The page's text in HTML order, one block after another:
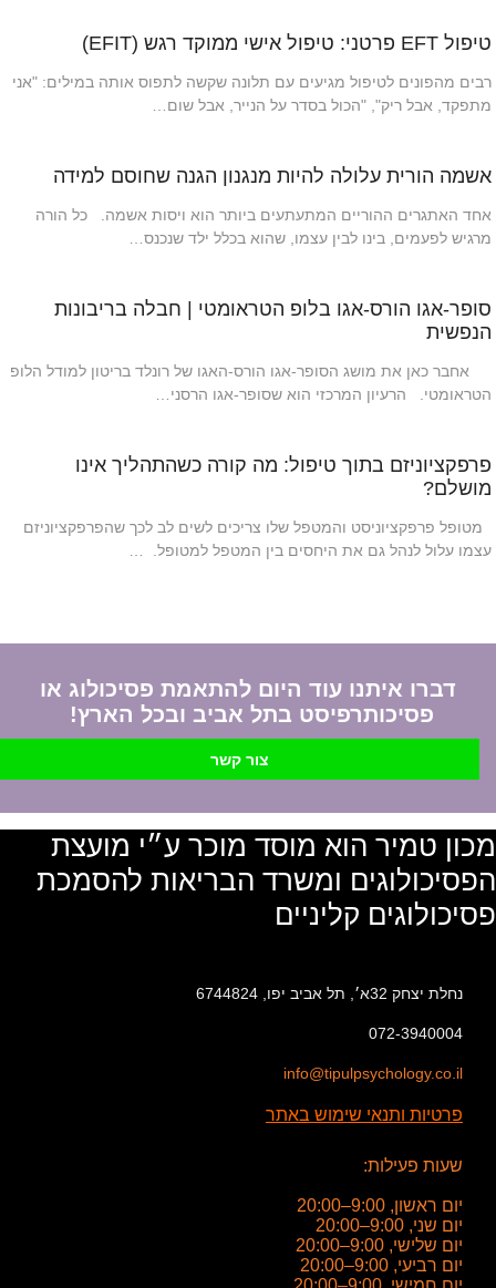
טיפול EFT פרטני: טיפול אישי ממוקד רגש (EFIT)
רבים מהפונים לטיפול מגיעים עם תלונה שקשה לתפוס אותה במילים: "אני
מתפקד, אבל ריק", "הכול בסדר על הנייר, אבל שום…
אשמה הורית עלולה להיות מנגנון הגנה שחוסם למידה
אחד האתגרים ההוריים המתעתעים ביותר הוא ויסות אשמה. כל הורה
מרגיש לפעמים, בינו לבין עצמו, שהוא בכלל ילד שנכנס…
סופר-אגו הורס-אגו בלופ הטראומטי | חבלה בריבונות
הנפשית
אחבר כאן את מושג הסופר-אגו הורס-האגו של רונלד בריטון למודל הלופ
הטראומטי. הרעיון המרכזי הוא שסופר-אגו הרסני…
פרפקציוניזם בתוך טיפול: מה קורה כשהתהליך אינו
מושלם?
מטופל פרפקציוניסט והמטפל שלו צריכים לשים לב לכך שהפרפקציוניזם
עצמו עלול לנהל גם את היחסים בין המטפל למטופל. …
דברו איתנו עוד היום להתאמת פסיכולוג או
פסיכותרפיסט בתל אביב ובכל הארץ!
צור קשר
מכון טמיר הוא מוסד מוכר ע״י מועצת
הפסיכולוגים ומשרד הבריאות להסמכת
פסיכולוגים קליניים
נחלת יצחק 32א׳, תל אביב יפו, 6744824
072-3940004
info@tipulpsychology.co.il
פרטיות ותנאי שימוש באתר
שעות פעילות:
יום ראשון, 9:00–20:00
יום שני, 9:00–20:00
יום שלישי, 9:00–20:00
יום רביעי, 9:00–20:00